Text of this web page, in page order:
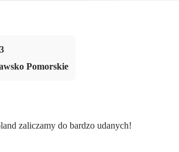
Pomorskie
zaliczamy do bardzo udanych!